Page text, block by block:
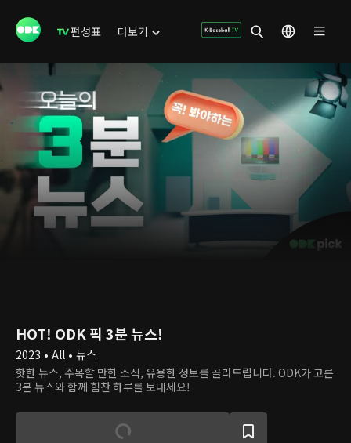
편성표 더보기
HOT! ODK 픽 3분 뉴스!
2023 • All • 뉴스
핫한 뉴스, 주목할 만한 소식, 유용한 정보를 골라드립니다. ODK가 고른
3분 뉴스와 함께 힘찬 하루를 보내세요!